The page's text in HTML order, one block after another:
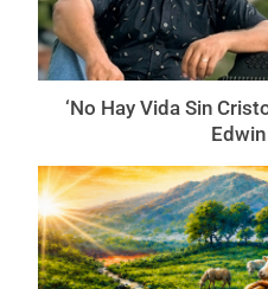
‘No Hay Vida Sin